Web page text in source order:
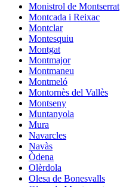
Monistrol de Montserrat
Montcada i Reixac
Montclar
Montesquiu
Montgat
Montmajor
Montmaneu
Montmeló
Montornès del Vallès
Montseny
Muntanyola
Mura
Navarcles
Navàs
Òdena
Olèrdola
Olesa de Bonesvalls